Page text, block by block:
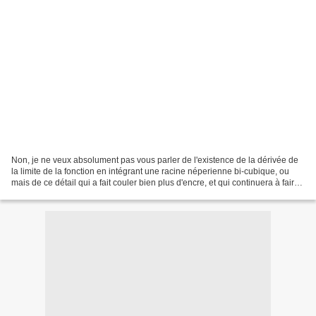
Non, je ne veux absolument pas vous parler de l'existence de la dérivée de
la limite de la fonction en intégrant une racine néperienne bi-cubique, ou
mais de ce détail qui a fait couler bien plus d'encre, et qui continuera à faire